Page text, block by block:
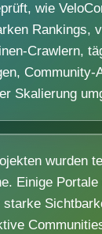
wie
Rankings,
Crawlern,
Community-
Skalierung
wurden
Einige
starke